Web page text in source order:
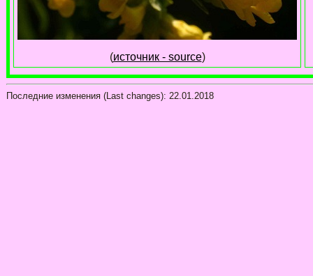
(источник - source)
Последние изменения (Last changes): 22.01.2018